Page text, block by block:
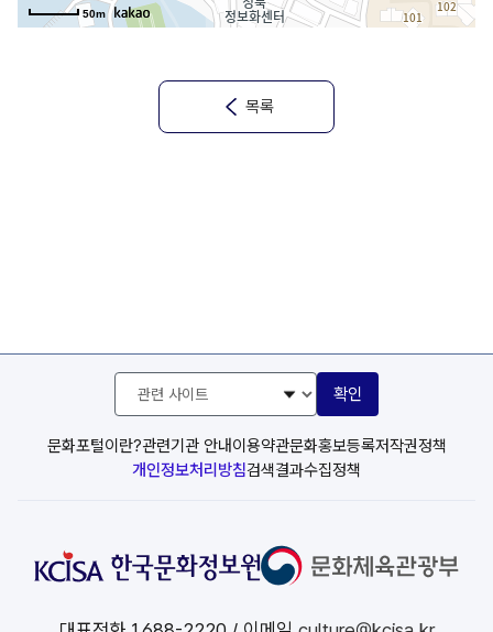
50m
목록
문화포털이란?관련기관 안내이용약관문화홍보등록저작권정책
개인정보처리방침검색결과수집정책
관
사
이
트
확인